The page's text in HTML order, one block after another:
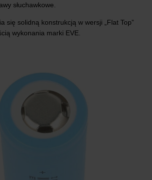
słuchawkowe.
się solidną konstrukcją w wersji „Flat Top”
wykonania marki EVE.